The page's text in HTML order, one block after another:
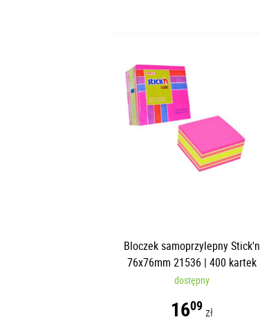
Bloczek samoprzylepny Stick'n
76x76mm 21536 | 400 kartek
dostępny
1609zł